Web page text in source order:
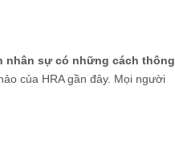
nhân sự có những cách thông
của HRA gần đây. Mọi người